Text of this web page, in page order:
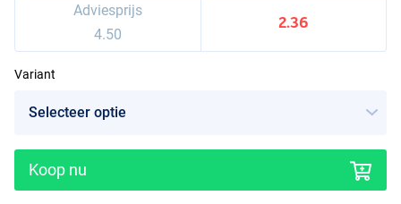
Adviesprijs
4.50
2.36
Variant
Koop nu